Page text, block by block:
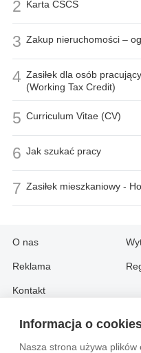
Informacja o
Nasza strona używa
2 Karta CSCS
3 Zakup nieruchomości –
4 Zasiłek dla osób
(Working Tax Credit)
5 Curriculum Vitae (CV)
6 Jak szukać pracy
7 Zasiłek mieszkaniowy -
O nas
Reklama
Kontakt
Information in English: